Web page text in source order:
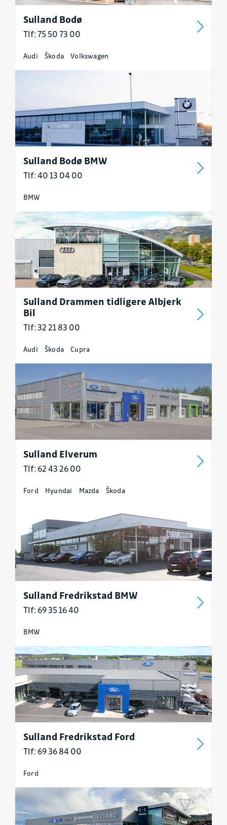
Sulland Bodø
Tlf: 75 50 73 00
Audi Škoda Volkswagen
Sulland Bodø BMW
Tlf: 40 13 04 00
BMW
Sulland Drammen tidligere Albjerk
Bil
Tlf: 32 21 83 00
Audi Škoda Cupra
Sulland Elverum
Tlf: 62 43 26 00
Ford Hyundai Mazda Škoda
Sulland Fredrikstad BMW
Tlf: 69 35 16 40
BMW
Sulland Fredrikstad Ford
Tlf: 69 36 84 00
Ford